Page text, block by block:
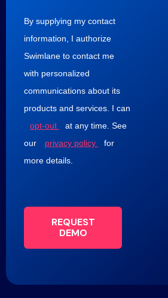
By supplying my contact
information, I authorize
Swimlane to contact me
with personalized
communications about its
products and services. I can
opt-out
at any time. See
our
privacy policy
for
more details.
REQUEST
DEMO